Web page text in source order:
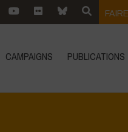
CAMPAIGNS PUBLICATIONS